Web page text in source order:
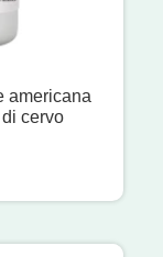
americana
cervo